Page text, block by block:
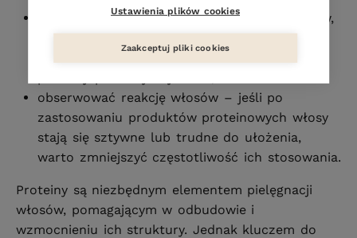
dostosować produkty do porowatości włosów,
np. włosy wysokoporowate mogą bardziej
korzystać z protein roślinnych, takich jak
obserwować reakcję włosów – jeśli po
zastosowaniu produktów proteinowych włosy
stają się sztywne lub trudne do ułożenia,
warto zmniejszyć częstotliwość ich stosowania.
Proteiny są niezbędnym elementem pielęgnacji
włosów, pomagającym w odbudowie i
wzmocnieniu ich struktury. Jednak kluczem do
Ustawienia plików cookies
Zaakceptuj pliki cookies